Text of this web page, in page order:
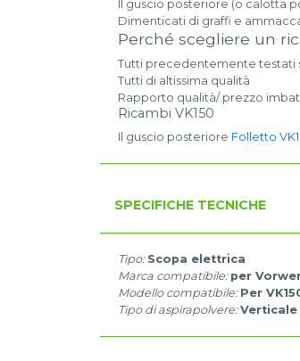
Il guscio posteriore (o calotta
Dimenticati di graffi e
Perché scegliere un
Tutti precedentemente testati
Tutti di altissima qualità
Rapporto qualità/ prezzo
Ricambi VK150
Il guscio posteriore Folletto
SPECIFICHE TECNICHE
Tipo: Scopa elettrica
Marca compatibile: per
Modello compatibile: Per
Tipo di aspirapolvere: Verticale